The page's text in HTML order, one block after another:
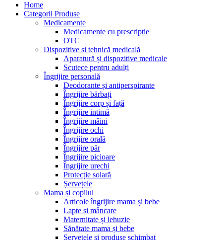
Home
Categorii Produse
Medicamente
Medicamente cu prescripție
OTC
Dispozitive și tehnică medicală
Aparatură și dispozitive medicale
Scutece pentru adulți
Îngrijire personală
Deodorante și antiperspirante
Îngrijire bărbați
Îngrijire corp și față
Îngrijire intimă
Îngrijire mâini
Îngrijire ochi
Îngrijire orală
Îngrijire păr
Îngrijire picioare
Îngrijire urechi
Protecție solară
Șervețele
Mama și copilul
Articole îngrijire mama și bebe
Lapte și mâncare
Maternitate și lehuzie
Sănătate mama și bebe
Șervețele și produse schimbat